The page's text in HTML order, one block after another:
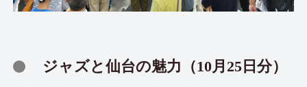
ジャズと仙台の魅力（10月25日分）